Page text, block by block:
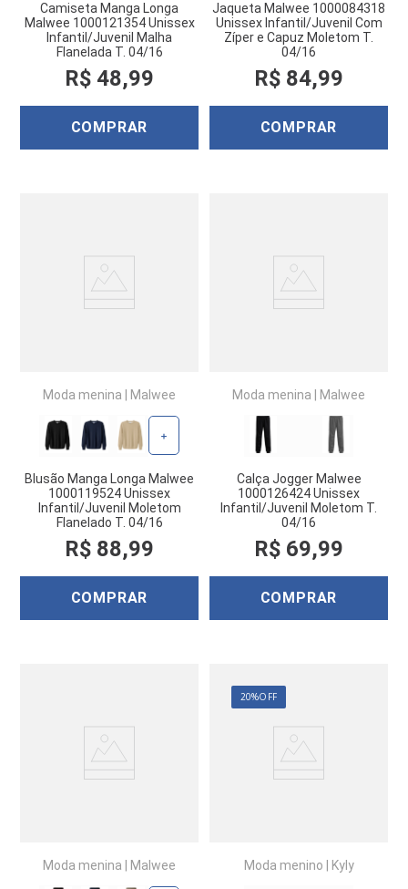
Camiseta Manga Longa
Malwee 1000121354 Unissex
Infantil/Juvenil Malha
Flanelada T. 04/16
R$ 48,99
COMPRAR
Jaqueta Malwee 1000084318
Unissex Infantil/Juvenil Com
Zíper e Capuz Moletom T.
04/16
R$ 84,99
COMPRAR
Moda menina Malwee
+
Blusão Manga Longa Malwee
1000119524 Unissex
Infantil/Juvenil Moletom
Flanelado T. 04/16
R$ 88,99
COMPRAR
Moda menina Malwee
Calça Jogger Malwee
1000126424 Unissex
Infantil/Juvenil Moletom T.
04/16
R$ 69,99
COMPRAR
Moda menina Malwee Moda menino Kyly
20%OFF